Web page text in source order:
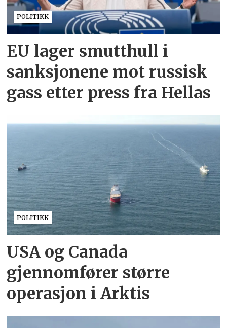
POLITIKK
EU lager smutthull i
sanksjonene mot russisk
gass etter press fra Hellas
POLITIKK
USA og Canada
gjennomfører større
operasjon i Arktis